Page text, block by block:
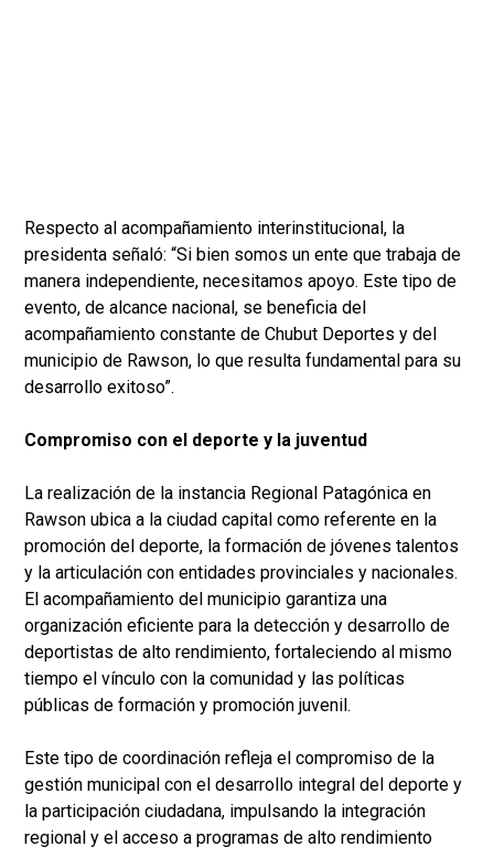
Respecto al acompañamiento interinstitucional, la
presidenta señaló: “Si bien somos un ente que trabaja de
manera independiente, necesitamos apoyo. Este tipo de
evento, de alcance nacional, se beneficia del
acompañamiento constante de Chubut Deportes y del
municipio de Rawson, lo que resulta fundamental para su
desarrollo exitoso”.
Compromiso con el deporte y la juventud
La realización de la instancia Regional Patagónica en
Rawson ubica a la ciudad capital como referente en la
promoción del deporte, la formación de jóvenes talentos
y la articulación con entidades provinciales y nacionales.
El acompañamiento del municipio garantiza una
organización eficiente para la detección y desarrollo de
deportistas de alto rendimiento, fortaleciendo al mismo
tiempo el vínculo con la comunidad y las políticas
públicas de formación y promoción juvenil.
Este tipo de coordinación refleja el compromiso de la
gestión municipal con el desarrollo integral del deporte y
la participación ciudadana, impulsando la integración
regional y el acceso a programas de alto rendimiento